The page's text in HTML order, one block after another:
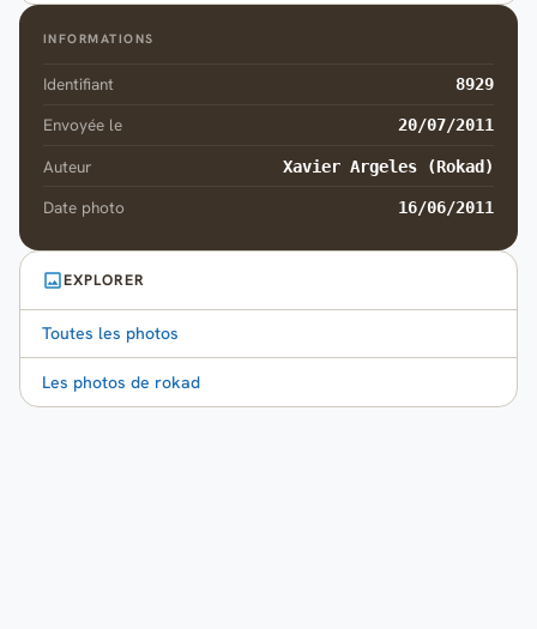
INFORMATIONS
Identifiant 8929
Envoyée le 20/07/2011
Auteur Xavier Argeles (Rokad)
Date photo 16/06/2011
EXPLORER
Toutes les photos
Les photos de rokad